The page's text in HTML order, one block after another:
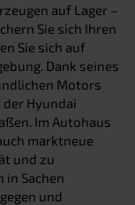
auf Lager –
Sie sich Ihren
Sie sich auf
Dank seines
Motors
Hyundai
Im Autohaus
marktneue
und zu
in Sachen
und